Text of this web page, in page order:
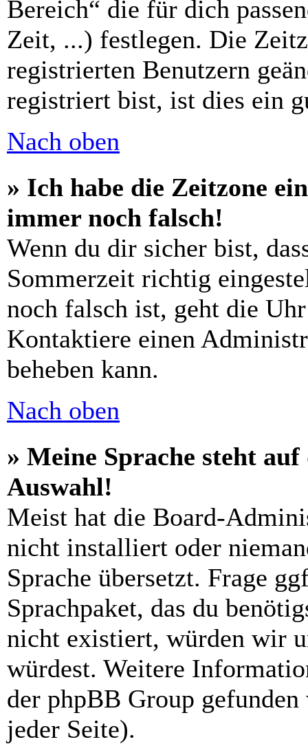
Bereich“ die für dich
Zeit, ...) festlegen. Die
registrierten Benutzern
registriert bist, ist dies ein
Nach oben
» Ich habe die Zeitzone
immer noch falsch!
Wenn du dir sicher bist,
Sommerzeit richtig
noch falsch ist, geht die
Kontaktiere einen
beheben kann.
Nach oben
» Meine Sprache steht
Auswahl!
Meist hat die Board-
nicht installiert oder
Sprache übersetzt. Frage
Sprachpaket, das du
nicht existiert, würden wir
würdest. Weitere
der phpBB Group
jeder Seite).